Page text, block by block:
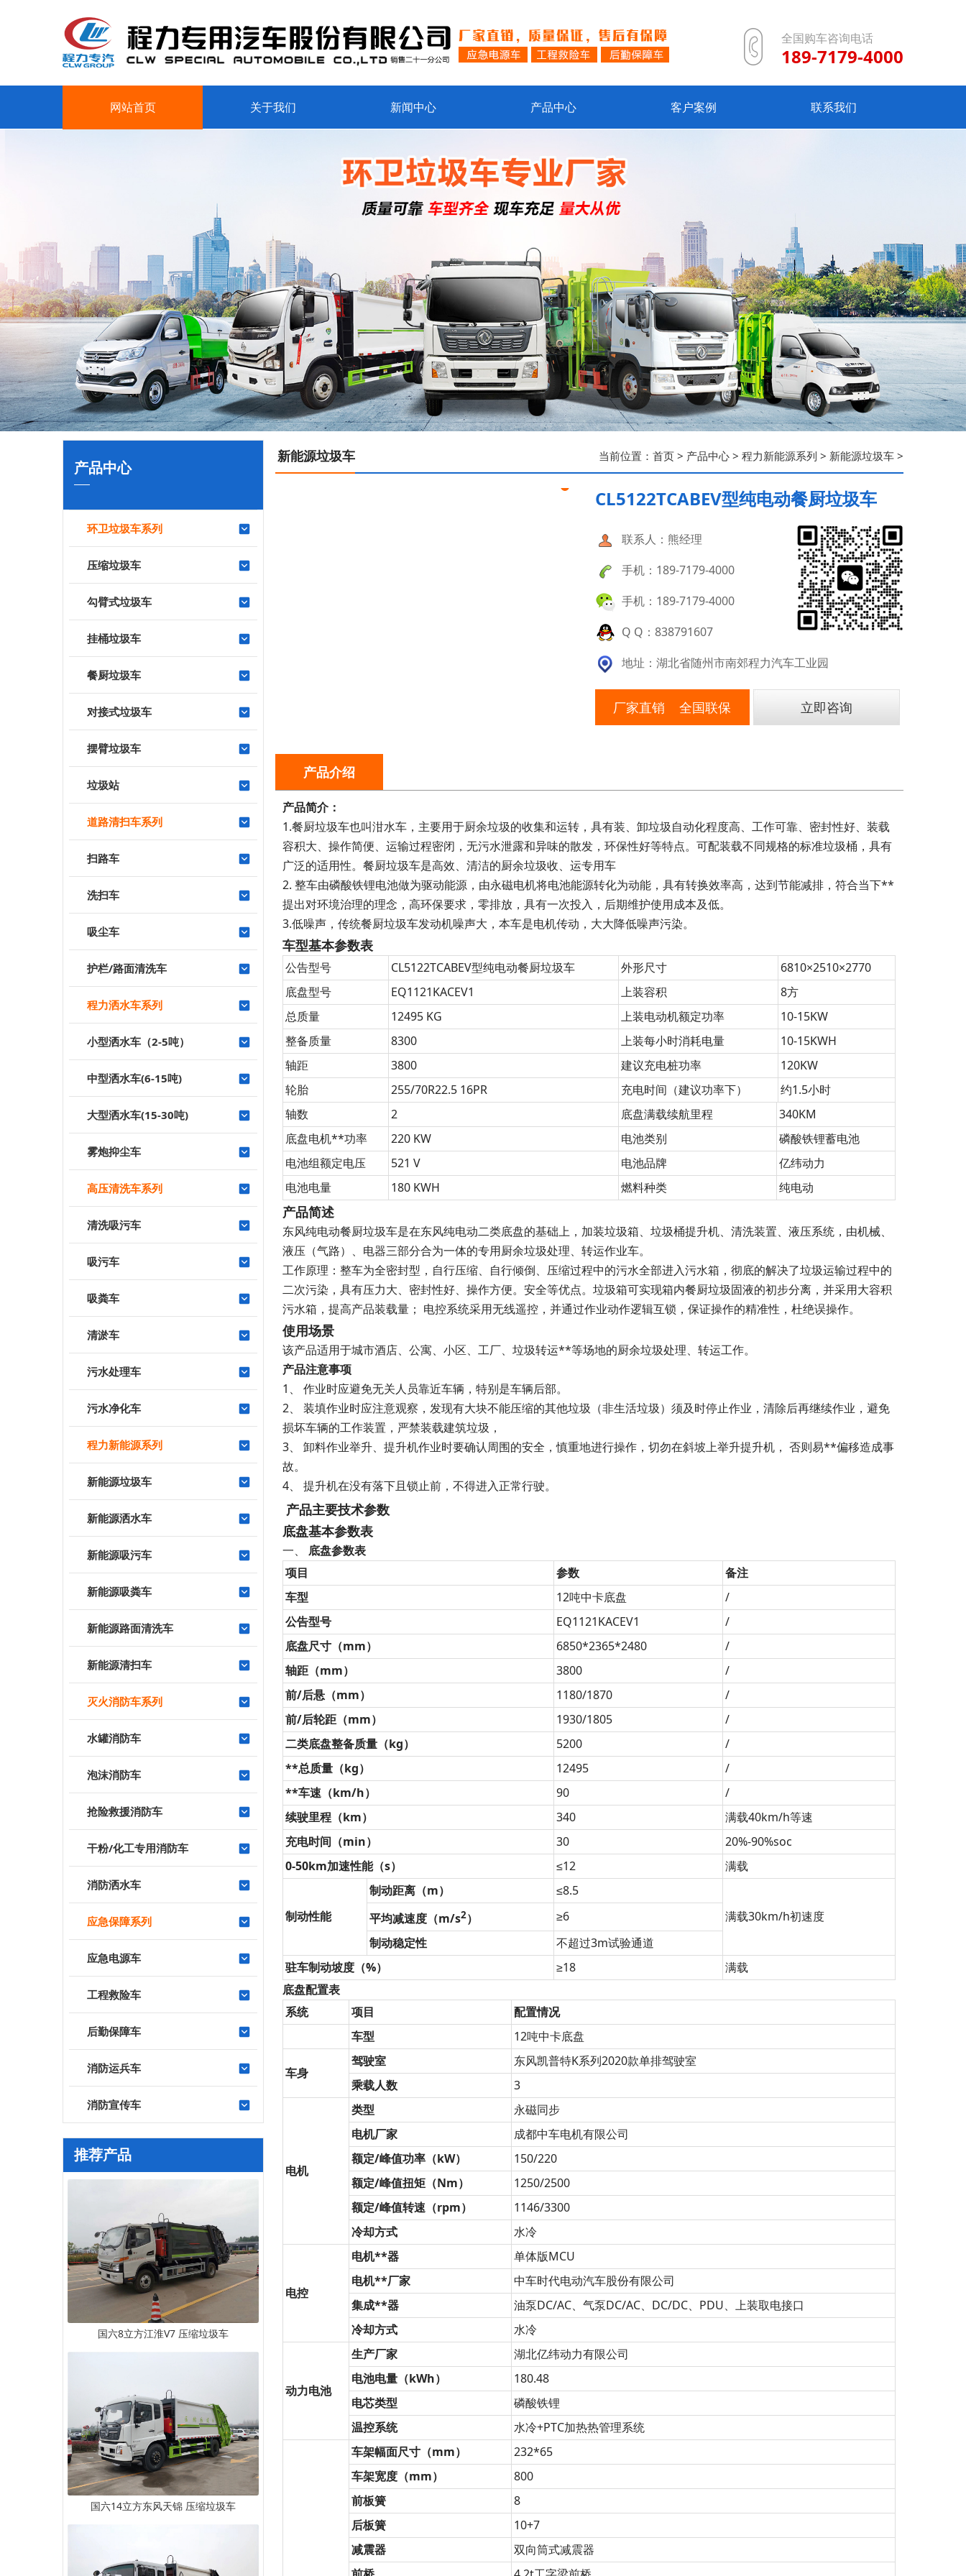
全国购车咨询电话
189-7179-4000
网站首页 关于我们 新闻中心 产品中心 客户案例 联系我们
产品中心
环卫垃圾车系列
压缩垃圾车
勾臂式垃圾车
挂桶垃圾车
餐厨垃圾车
对接式垃圾车
摆臂垃圾车
垃圾站
道路清扫车系列
扫路车
洗扫车
吸尘车
护栏/路面清洗车
程力洒水车系列
小型洒水车（2-5吨）
中型洒水车(6-15吨)
大型洒水车(15-30吨)
雾炮抑尘车
高压清洗车系列
清洗吸污车
吸污车
吸粪车
清淤车
污水处理车
污水净化车
程力新能源系列
新能源垃圾车
新能源洒水车
新能源吸污车
新能源吸粪车
新能源路面清洗车
新能源清扫车
灭火消防车系列
水罐消防车
泡沫消防车
抢险救援消防车
干粉/化工专用消防车
消防洒水车
应急保障系列
应急电源车
工程救险车
后勤保障车
消防运兵车
消防宣传车
推荐产品
国六8立方江淮V7 压缩垃圾车
国六14立方东风天锦 压缩垃圾车
当前位置： 首页 > 产品中心 > 程力新能源系列 > 新能源垃圾车 >
新能源垃圾车
CL5122TCABEV型纯电动餐厨垃圾车
联系人：熊经理
手机：189-7179-4000
手机：189-7179-4000
Q Q：838791607
地址：湖北省随州市南郊程力汽车工业园
厂家直销 全国联保 立即咨询
产品介绍
产品简介：
1.餐厨垃圾车也叫泔水车，主要用于厨余垃圾的收集和运转，具有装、卸垃圾自动化程度高、工作可靠、密封性好、装载
容积大、操作简便、运输过程密闭，无污水泄露和异味的散发，环保性好等特点。可配装载不同规格的标准垃圾桶，具有
广泛的适用性。餐厨垃圾车是高效、清洁的厨余垃圾收、运专用车
2. 整车由磷酸铁锂电池做为驱动能源，由永磁电机将电池能源转化为动能，具有转换效率高，达到节能减排，符合当下**
提出对环境治理的理念，高环保要求，零排放，具有一次投入，后期维护使用成本及低。
3.低噪声，传统餐厨垃圾车发动机噪声大，本车是电机传动，大大降低噪声污染。
车型基本参数表
公告型号 CL5122TCABEV型纯电动餐厨垃圾车 外形尺寸
6810×2510×2770
底盘型号
EQ1121KACEV1 上装容积
8方
总质量
12495 KG 上装电动机额定功率
10-15KW
整备质量
8300 上装每小时消耗电量
10-15KWH
轴距
3800 建议充电桩功率
120KW
轮胎
255/70R22.5 16PR 充电时间（建议功率下）
约1.5小时
轴数
2 底盘满载续航里程
340KM
底盘电机**功率
220 KW 电池类别
磷酸铁锂蓄电池
电池组额定电压
521 V 电池品牌
亿纬动力
电池电量
180 KWH 燃料种类 纯电动
产品简述
东风纯电动餐厨垃圾车是在东风纯电动二类底盘的基础上，加装垃圾箱、垃圾桶提升机、清洗装置、液压系统，由机械、
液压（气路）、电器三部分合为一体的专用厨余垃圾处理、转运作业车。
工作原理：整车为全密封型，自行压缩、自行倾倒、压缩过程中的污水全部进入污水箱，彻底的解决了垃圾运输过程中的
二次污染，具有压力大、密封性好、操作方便。安全等优点。垃圾箱可实现箱内餐厨垃圾固液的初步分离，并采用大容积
污水箱，提高产品装载量； 电控系统采用无线遥控，并通过作业动作逻辑互锁，保证操作的精准性，杜绝误操作。
使用场景
该产品适用于城市酒店、公寓、小区、工厂、垃圾转运**等场地的厨余垃圾处理、转运工作。
产品注意事项
1、 作业时应避免无关人员靠近车辆，特别是车辆后部。
2、 装填作业时应注意观察，发现有大块不能压缩的其他垃圾（非生活垃圾）须及时停止作业，清除后再继续作业，避免
损坏车辆的工作装置，严禁装载建筑垃圾，
3、 卸料作业举升、提升机作业时要确认周围的安全，慎重地进行操作，切勿在斜坡上举升提升机， 否则易**偏移造成事
故。
4、 提升机在没有落下且锁止前，不得进入正常行驶。
产品主要技术参数
底盘基本参数表
一、 底盘参数表
项目
参数
备注
车型
12吨中卡底盘
/
公告型号
EQ1121KACEV1
/
底盘尺寸（mm）
6850*2365*2480
/
轴距（mm）
3800
/
前/后悬（mm）
1180/1870
/
前/后轮距（mm）
1930/1805
/
二类底盘整备质量（kg）
5200
/
**总质量（kg）
12495
/
**车速（km/h）
90
/
续驶里程（km）
340
满载40km/h等速
充电时间（min）
30
20%-90%soc
0-50km加速性能（s）
≤12 满载
制动性能
制动距离（m）
≤8.5
满载30km/h初速度
平均减速度（m/s2）
≥6
制动稳定性
不超过3m试验通道
驻车制动坡度（%）
≥18
满载
底盘配置表
系统
项目
配置情况
车型
12吨中卡底盘
车身
驾驶室
东风凯普特K系列2020款单排驾驶室
乘载人数
3
电机
类型
永磁同步
电机厂家
成都中车电机有限公司
额定/峰值功率（kW）
150/220
额定/峰值扭矩（Nm）
1250/2500
额定/峰值转速（rpm）
1146/3300
冷却方式
水冷
电控
电机**器
单体版MCU
电机**厂家
中车时代电动汽车股份有限公司
集成**器
油泵DC/AC、气泵DC/AC、DC/DC、PDU、上装取电接口
冷却方式
水冷
动力电池
生产厂家
湖北亿纬动力有限公司
电池电量 （kWh）
180.48
电芯类型
磷酸铁锂
温控系统
水冷+PTC加热热管理系统
车架幅面尺寸（mm）
232*65
车架宽度（mm）
800
前板簧
8
后板簧
10+7
减震器
双向筒式减震器